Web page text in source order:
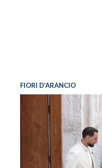
FIORI D’ARANCIO